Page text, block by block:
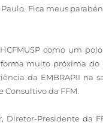
Fica meus
como um
muito próxima
da EMBRAPII na
Consultivo da FFM.
Diretor-Presidente da